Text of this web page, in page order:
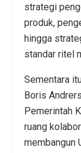
strategi
produk,
hingga
standar ritel
Sementara
Boris
Pemerintah
ruang
membangun